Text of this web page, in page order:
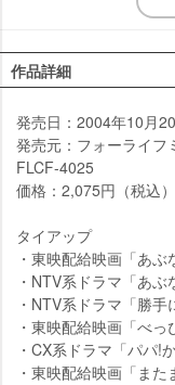
作品詳細
発売日：2004年10月
発売元：フォーライフ
FLCF-4025
価格：2,075円（税込）
タイアップ
・東映配給映画「あ
・NTV系ドラマ「あ
・NTV系ドラマ「勝
・東映配給映画「べ
・CX系ドラマ「パパ!
・東映配給映画「ま